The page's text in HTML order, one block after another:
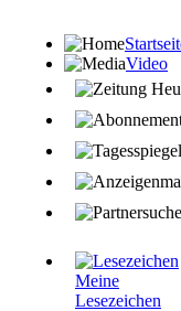
Video
Meine
Lesezeichen